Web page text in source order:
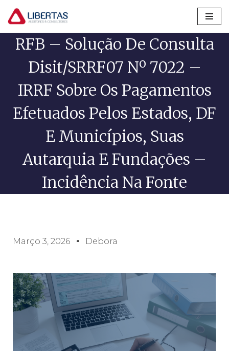
Pular
para
conteúdo
RFB – Solução De Consulta
Disit/SRRF07 Nº 7022 –
IRRF Sobre Os Pagamentos
Efetuados Pelos Estados, DF
E Municípios, Suas
Autarquia E Fundações –
Incidência Na Fonte
Março 3, 2026 Debora